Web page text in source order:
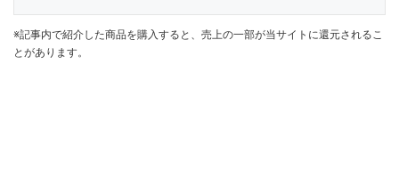
※記事内で紹介した商品を購入すると、売上の一部が当サイトに還元されるこ
とがあります。